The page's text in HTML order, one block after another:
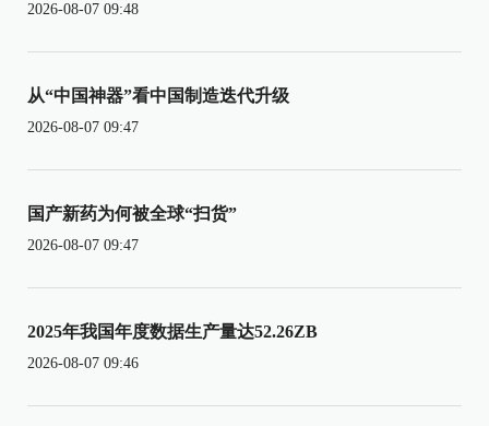
2026-08-07 09:48
从“中国神器”看中国制造迭代升级
2026-08-07 09:47
国产新药为何被全球“扫货”
2026-08-07 09:47
2025年我国年度数据生产量达52.26ZB
2026-08-07 09:46